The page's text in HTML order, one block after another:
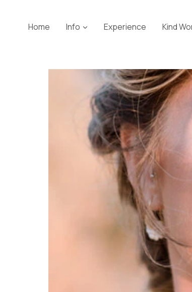
contentHome Info Experience Kind